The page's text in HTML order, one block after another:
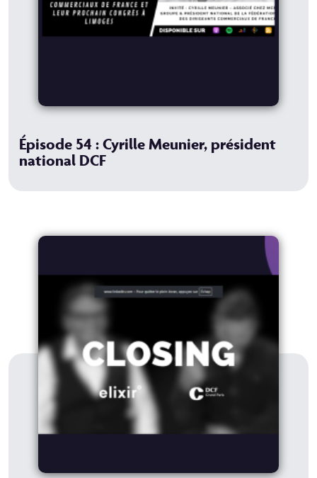
Épisode 54 : Cyrille Meunier, président
national DCF